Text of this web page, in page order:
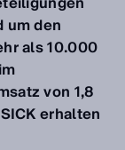
um den
als 10.000
von 1,8
erhalten